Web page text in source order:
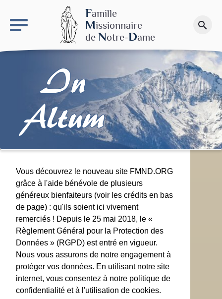
Famille
Missionnaire
de Notre-Dame
search
Faire un don
In
Altum
Vous découvrez le nouveau site FMND.ORG
grâce à l'aide bénévole de plusieurs
généreux bienfaiteurs (voir les crédits en bas
de page) : qu'ils soient ici vivement
remerciés ! Depuis le 25 mai 2018, le «
Règlement Général pour la Protection des
Données » (RGPD) est entré en vigueur.
Nous vous assurons de notre engagement à
protéger vos données. En utilisant notre site
internet, vous consentez à notre politique de
confidentialité et à l'utilisation de cookies.